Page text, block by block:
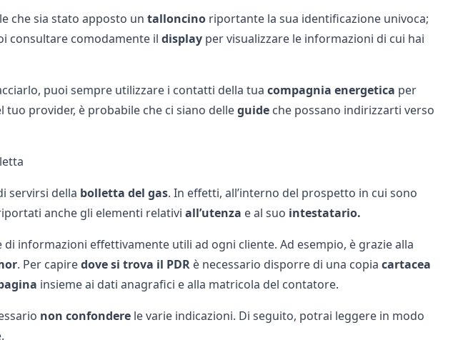
che sia stato apposto un talloncinoriportante la sua identificazione univoca;
consultare comodamente il displayper visualizzare le informazioni di cui hai
puoi sempre utilizzare i contatti della tua compagnia energetica per
tuo provider, è probabile che ci siano delleguideche possano indirizzarti verso
servirsi della bolletta del gas. In effetti, all’interno del prospetto in cui sono
anche gli elementi relativi all’utenza e al suo intestatario.
informazioni effettivamente utili ad ogni cliente. Ad esempio, è grazie alla
. Per capiredove si trova il PDRè necessario disporre di una copia cartacea
insieme ai dati anagrafici e alla matricola del contatore.
non confonderele varie indicazioni. Di seguito, potrai leggere in modo